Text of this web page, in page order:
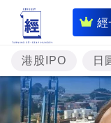
經
即
時
財
經
專
題
港股IPO 日